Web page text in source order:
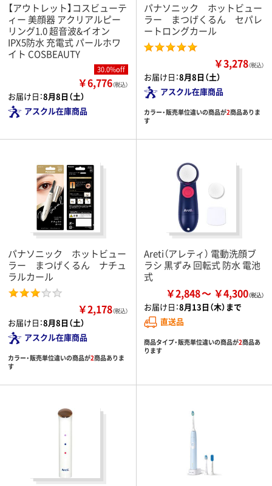
【アウトレット】コスビューテ
ィー 美顔器 アクリアルピー
リング1.0 超音波&イオン
IPX5防水 充電式 パールホワ
イト COSBEAUTY
30.0%off
￥6,776（税込）
お届け日：8月8日（土）
アスクル在庫商品
パナソニック ホットビュー
ラー まつげくるん セパレ
ートロングカール
￥3,278（税込）
お届け日：8月8日（土）
アスクル在庫商品
カラー・販売単位違いの商品が2商品ありま
す
パナソニック ホットビュー
ラー まつげくるん ナチュ
ラルカール
￥2,178（税込）
お届け日：8月8日（土）
アスクル在庫商品
カラー・販売単位違いの商品が2商品ありま
す
Areti（アレティ） 電動洗顔ブ
ラシ 黒ずみ 回転式 防水 電池
式
￥2,848 ￥4,300
お届け日：8月13日（木）まで
直送品
商品タイプ・販売単位違いの商品が2商品あ
ります